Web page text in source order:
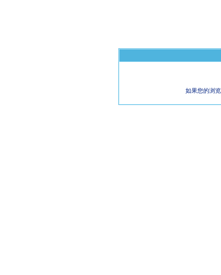
如果您的浏